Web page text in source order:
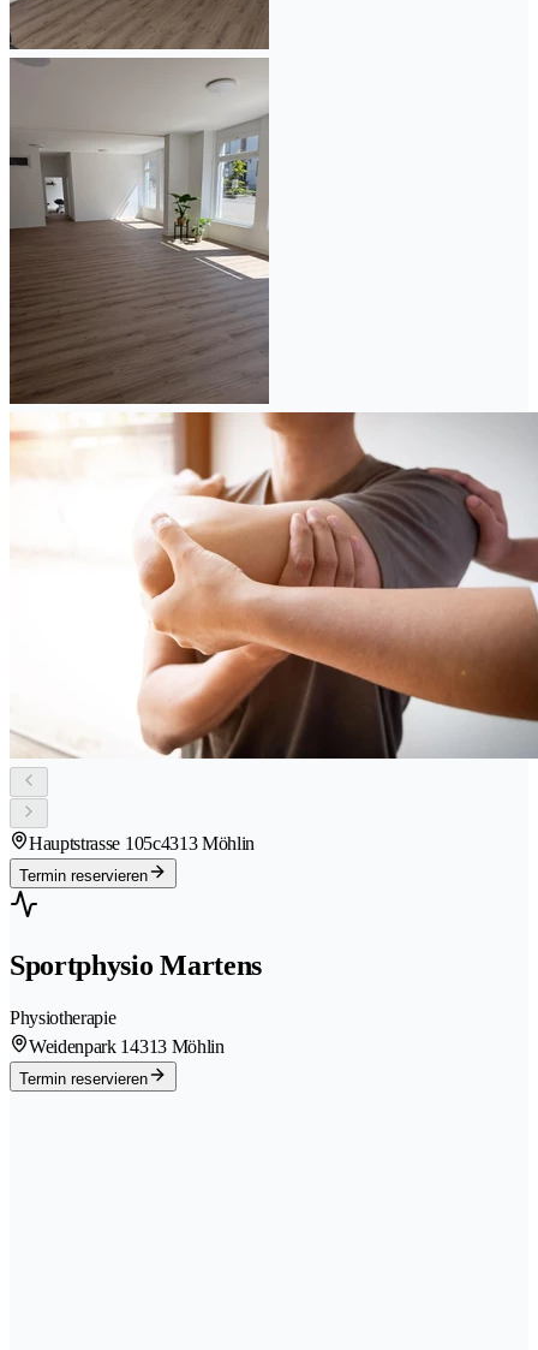
Hauptstrasse 105c4313 Möhlin
Termin reservieren
Sportphysio Martens
Physiotherapie
Weidenpark 14313 Möhlin
Termin reservieren